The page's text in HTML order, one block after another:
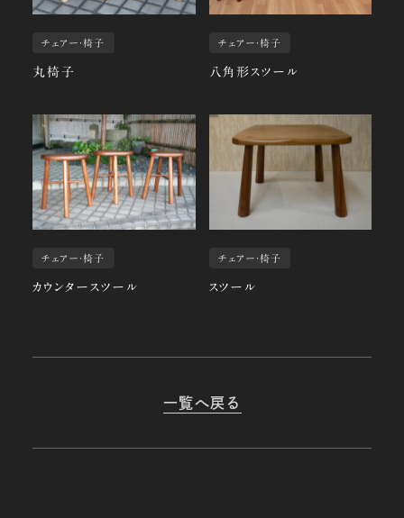
チェアー・椅子
丸椅子
チェアー・椅子
八角形スツール
チェアー・椅子
カウンタースツール
チェアー・椅子
スツール
一覧へ戻る